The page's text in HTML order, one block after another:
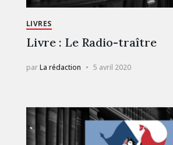
LIVRES
Livre : Le Radio-traître
parLa rédaction 5 avril 2020